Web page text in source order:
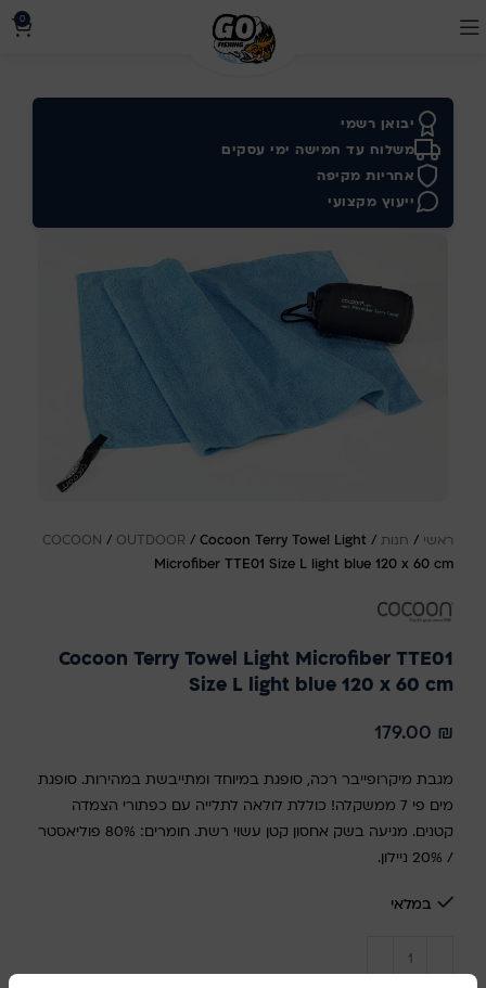
0
יבואן רשמי
משלוח עד חמישה ימי עסקים
אחריות מקיפה
ייעוץ מקצועי
ראשי / חנות /
COCOON / OUTDOOR / Cocoon Terry Towel Light
Microfiber TTE01 Size L light blue 120 x 60 cm
Cocoon Terry Towel Light Microfiber TTE01
Size L light blue 120 x 60 cm
179.00 ₪
מגבת מיקרופייבר רכה, סופגת במיוחד ומתייבשת במהירות. סופגת
מים פי 7 ממשקלה! כוללת לולאה לתלייה עם כפתורי הצמדה
קטנים. מגיעה בשק אחסון קטן עשוי רשת. חומרים: 80% פוליאסטר
/ 20% ניילון.
במלאי